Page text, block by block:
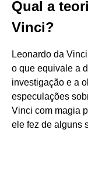
Qual a
Vinci?
Leonardo da
o que equivale a
investigação e a
especulações
Vinci com magia
ele fez de alguns